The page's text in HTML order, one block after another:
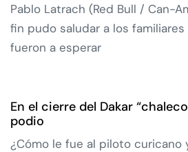
Pablo Latrach (Red Bull / Can-
fin pudo saludar a los
fueron a esperar
En el cierre del Dakar
podio
¿Cómo le fue al piloto curicano